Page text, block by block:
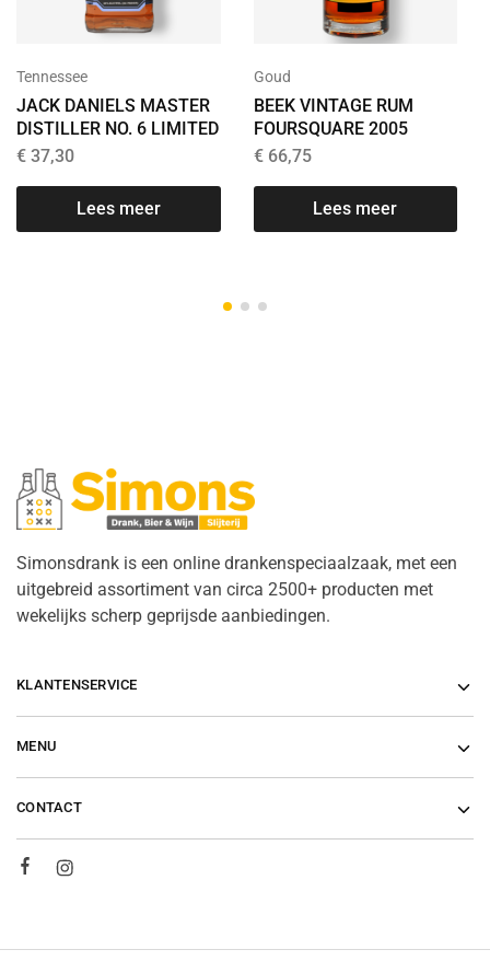
Tennessee
JACK DANIELS MASTER
DISTILLER NO. 6 LIMITED
€ 37,30
Lees meer
Goud
BEEK VINTAGE RUM
FOURSQUARE 2005
€66,75
Lees meer
Simonsdrank is een online drankenspeciaalzaak, met een
uitgebreid assortiment van circa 2500+ producten met
wekelijks scherp geprijsde aanbiedingen.
KLANTENSERVICE
MENU
CONTACT